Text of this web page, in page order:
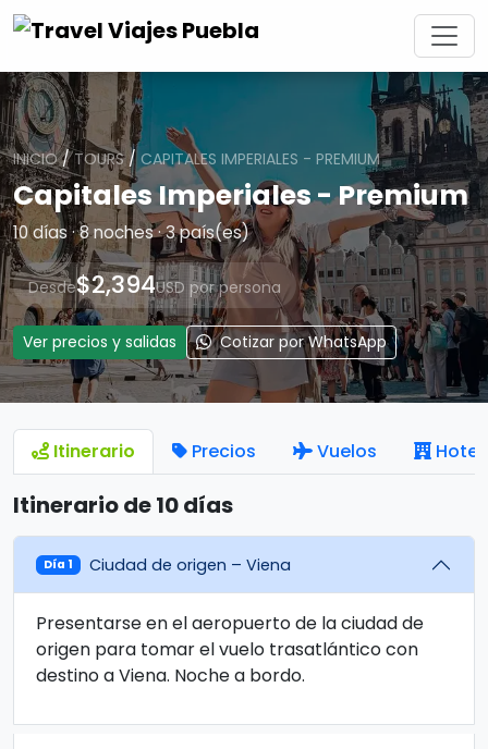
INICIO/TOURS/ CAPITALES IMPERIALES - PREMIUM
Capitales Imperiales - Premium
10 días · 8 noches · 3 país(es)
Desde$2,394USD por persona
Ver precios y salidas Cotizar por WhatsApp
Itinerario Precios Vuelos
Itinerario de 10 días
Día 1 Ciudad de origen – Viena
Presentarse en el aeropuerto de la ciudad de
origen para tomar el vuelo trasatlántico con
destino a Viena. Noche a bordo.